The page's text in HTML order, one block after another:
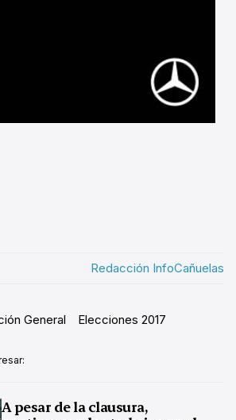
Redacción InfoCañuelas
General Elecciones 2017
A pesar de la clausura,